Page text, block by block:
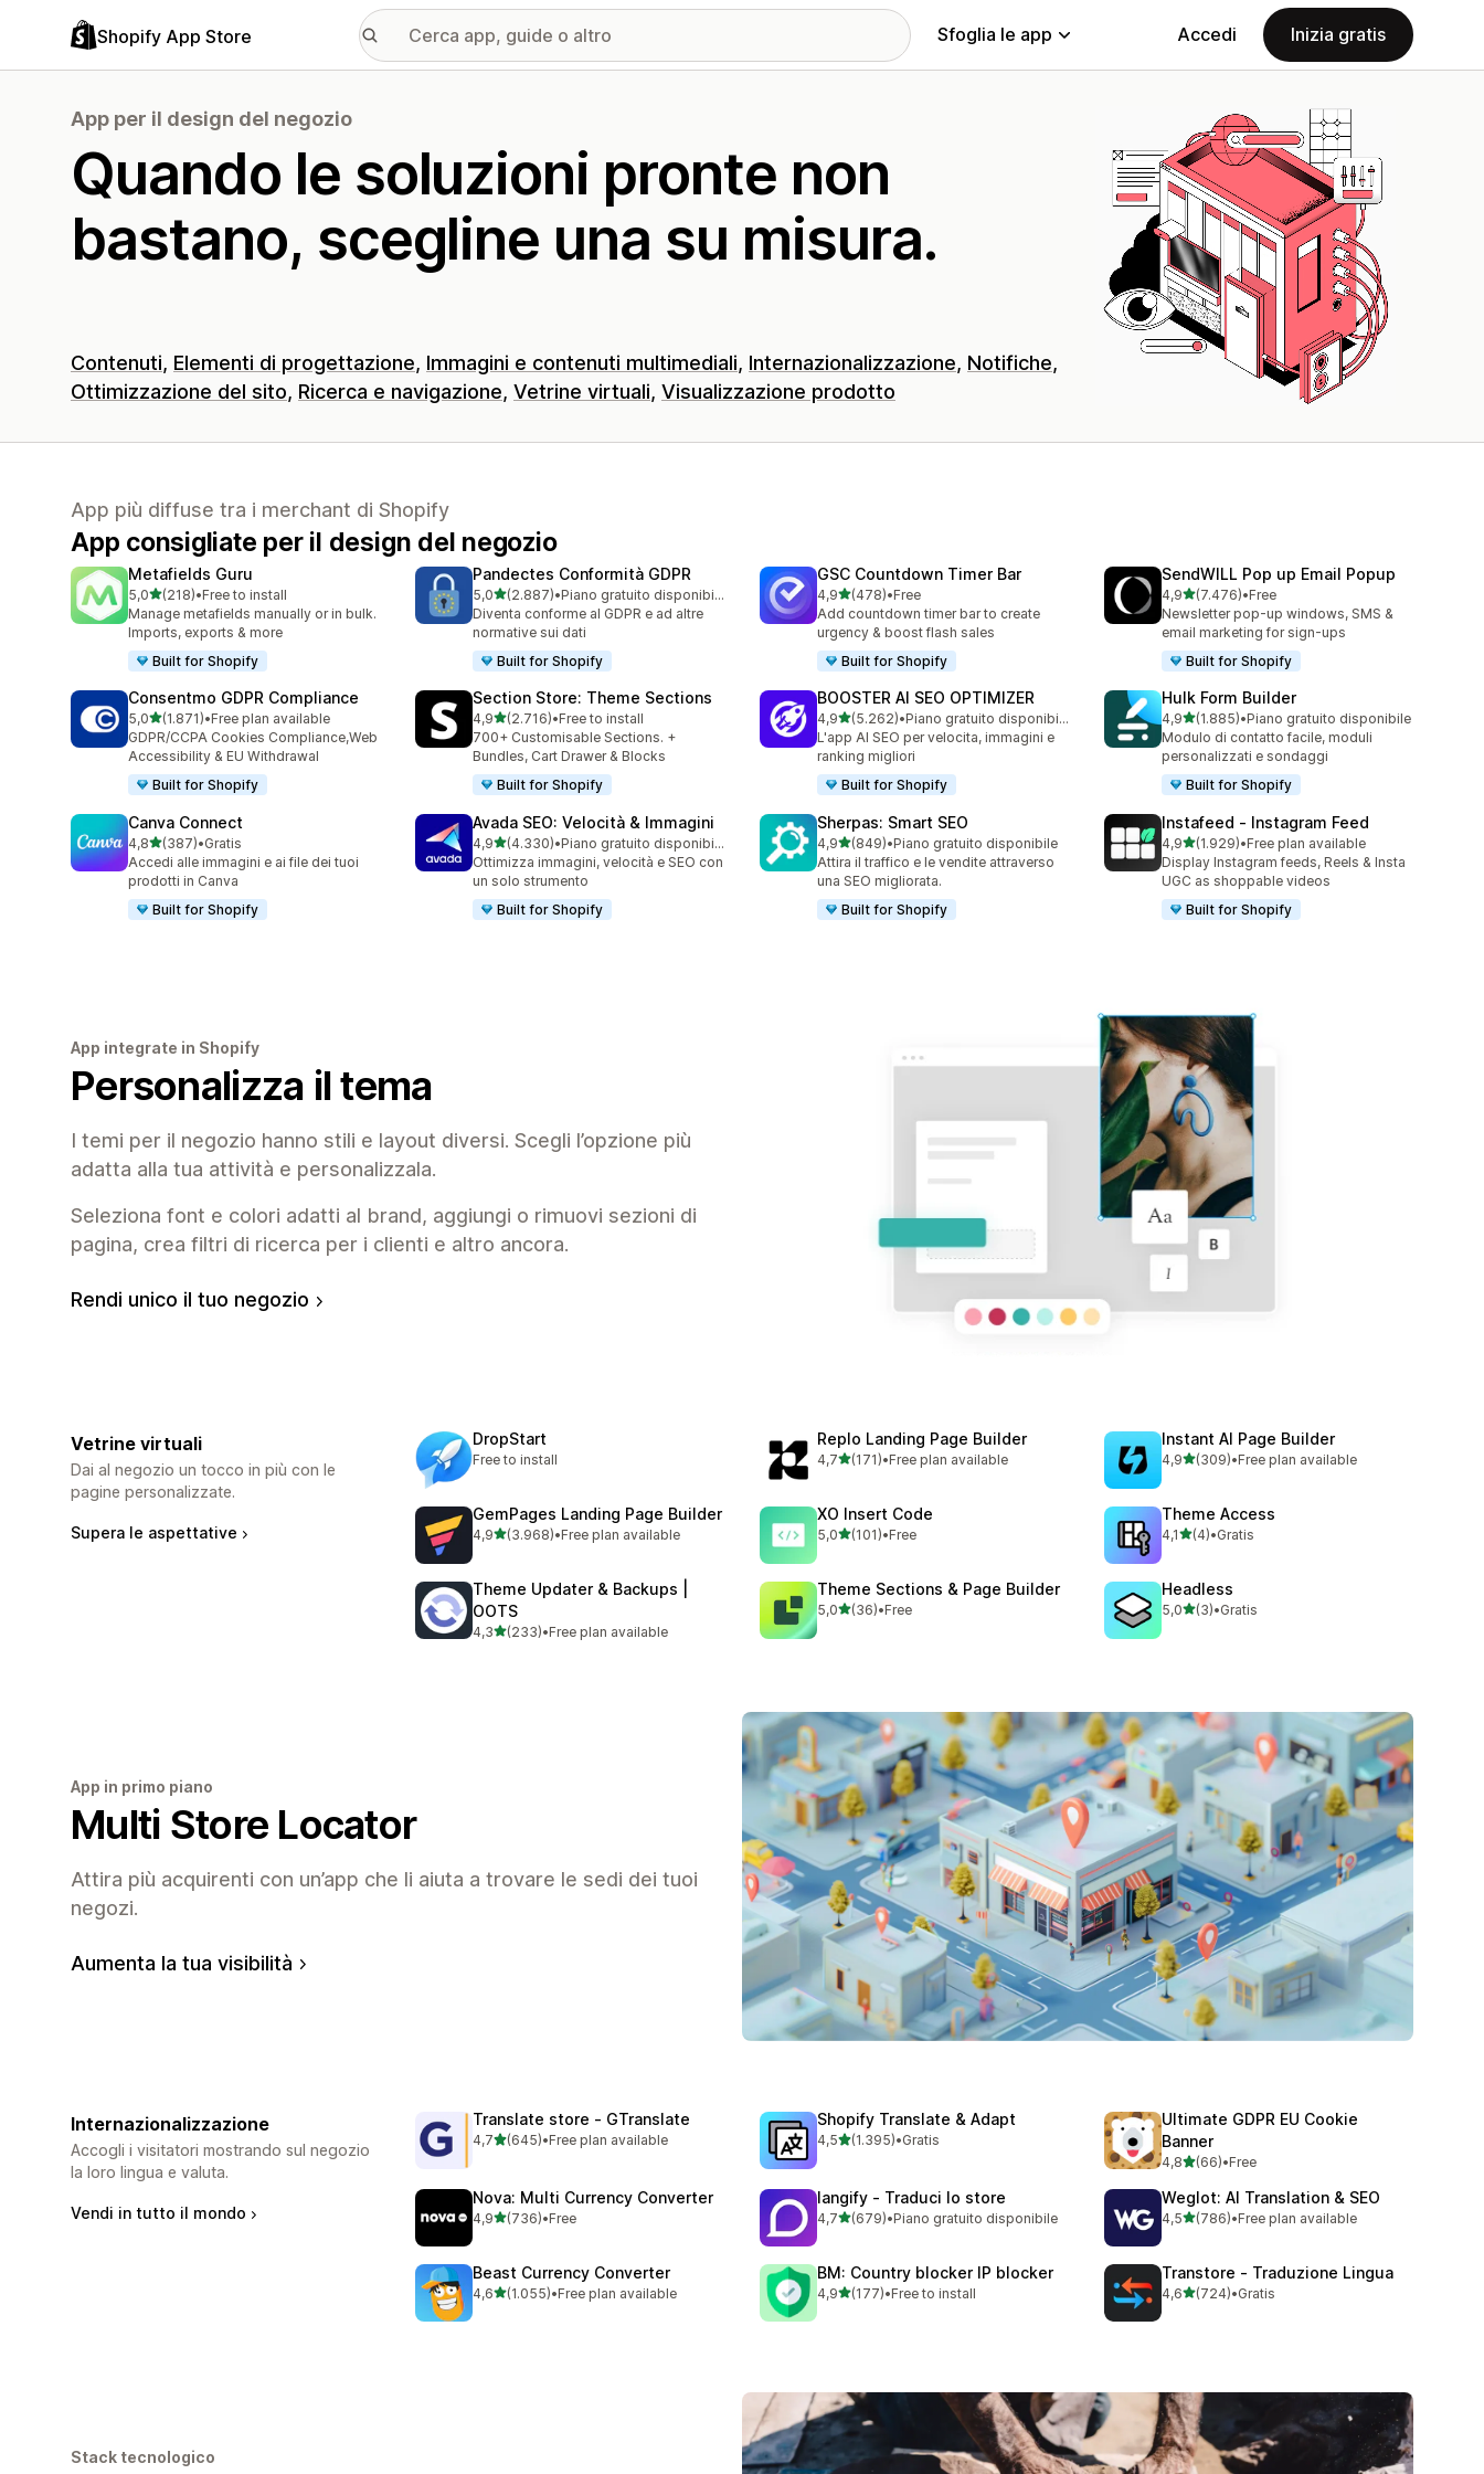
Shopify App Store Sfoglia le app Accedi Inizia gratis
App per il design del negozio
Quando le soluzioni pronte non
bastano, scegline una su misura.
Contenuti Elementi di progettazione Immagini e contenuti multimediali Internazionalizzazione Notifiche
Ottimizzazione del sito Ricerca e navigazione Vetrine virtuali Visualizzazione prodotto
App più diffuse tra i merchant di Shopify
App consigliate per il design del negozio
Metafields Guru
5,0stelle su 5
(218)
218 recensioni totali
•Free to install
Manage metafields manually or in bulk.
Imports, exports & more
Built for Shopify
Pandectes Conformità GDPR
5,0stelle su 5
(2.887)
2887 recensioni totali
•
Piano gratuito disponibile
Diventa conforme al GDPR e ad altre
normative sui dati
Built for Shopify
GSC Countdown Timer Bar
4,9stelle su 5
(478)
478 recensioni totali
•Free
Add countdown timer bar to create
urgency & boost flash sales
Built for Shopify
SendWILL Pop up Email Popup
4,9stelle su 5
(7.476)
7476 recensioni totali
•Free
Newsletter pop-up windows, SMS &
email marketing for sign-ups
Built for Shopify
Consentmo GDPR Compliance
5,0stelle su 5
(1.871)
1871 recensioni totali
•Free plan available
GDPR/CCPA Cookies Compliance,Web
Accessibility & EU Withdrawal
Built for Shopify
Section Store: Theme Sections
4,9stelle su 5
(2.716)
2716 recensioni totali
•Free to install
700+ Customisable Sections. +
Bundles, Cart Drawer & Blocks
Built for Shopify
BOOSTER AI SEO OPTIMIZER
4,9stelle su 5
(5.262)
5262 recensioni totali
•
Piano gratuito disponibile
L'app AI SEO per velocita, immagini e
ranking migliori
Built for Shopify
Hulk Form Builder
4,9stelle su 5
(1.885)
1885 recensioni totali
•Piano gratuito disponibile
Modulo di contatto facile, moduli
personalizzati e sondaggi
Built for Shopify
Canva Connect
4,8stelle su 5
(387)
387 recensioni totali
•Gratis
Accedi alle immagini e ai file dei tuoi
prodotti in Canva
Built for Shopify
Avada SEO: Velocità & Immagini
4,9stelle su 5
(4.330)
4330 recensioni totali
•
Piano gratuito disponibile
Ottimizza immagini, velocità e SEO con
un solo strumento
Built for Shopify
Sherpas: Smart SEO
4,9stelle su 5
(849)
849 recensioni totali
•Piano gratuito disponibile
Attira il traffico e le vendite attraverso
una SEO migliorata.
Built for Shopify
Instafeed ‑ Instagram Feed
4,9stelle su 5
(1.929)
1929 recensioni totali
•Free plan available
Display Instagram feeds, Reels & Insta
UGC as shoppable videos
Built for Shopify
App integrate in Shopify
Personalizza il tema
I temi per il negozio hanno stili e layout diversi. Scegli l’opzione più
adatta alla tua attività e personalizzala.
Seleziona font e colori adatti al brand, aggiungi o rimuovi sezioni di
pagina, crea filtri di ricerca per i clienti e altro ancora.
Rendi unico il tuo negozio
Vetrine virtuali
Dai al negozio un tocco in più con le
pagine personalizzate.
Supera le aspettative
DropStart
Free to install
Replo Landing Page Builder
4,7stelle su 5
(171)
171 recensioni totali
•Free plan available
Instant AI Page Builder
4,9stelle su 5
(309)
309 recensioni totali
•Free plan available
GemPages Landing Page Builder
4,9stelle su 5
(3.968)
3968 recensioni totali
•Free plan available
XO Insert Code
5,0stelle su 5
(101)
101 recensioni totali
•Free
Theme Access
4,1stelle su 5
(4)
4 recensioni totali
•Gratis
Theme Updater & Backups |
OOTS
4,3stelle su 5
(233)
233 recensioni totali
•Free plan available
Theme Sections & Page Builder
5,0stelle su 5
(36)
36 recensioni totali
•Free
Headless
5,0stelle su 5
(3)
3 recensioni totali
•Gratis
App in primo piano
Multi Store Locator
Attira più acquirenti con un’app che li aiuta a trovare le sedi dei tuoi
negozi.
Aumenta la tua visibilità
Internazionalizzazione
Accogli i visitatori mostrando sul negozio
la loro lingua e valuta.
Vendi in tutto il mondo
Translate store ‑ GTranslate
4,7stelle su 5
(645)
645 recensioni totali
•Free plan available
Shopify Translate & Adapt
4,5stelle su 5
(1.395)
1395 recensioni totali
•Gratis
Ultimate GDPR EU Cookie
Banner
4,8stelle su 5
(66)
66 recensioni totali
•Free
Nova: Multi Currency Converter
4,9stelle su 5
(736)
736 recensioni totali
•Free
langify ‑ Traduci lo store
4,7stelle su 5
(679)
679 recensioni totali
•Piano gratuito disponibile
Weglot: AI Translation & SEO
4,5stelle su 5
(786)
786 recensioni totali
•Free plan available
Beast Currency Converter
4,6stelle su 5
(1.055)
1055 recensioni totali
•Free plan available
BM: Country blocker IP blocker
4,9stelle su 5
(177)
177 recensioni totali
•Free to install
Transtore ‑ Traduzione Lingua
4,6stelle su 5
(724)
724 recensioni totali
•Gratis
Stack tecnologico